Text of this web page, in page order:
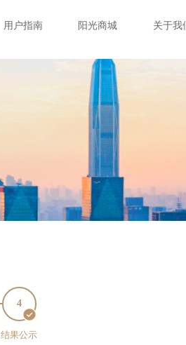
用户指南 阳光商城 关于我
4
结果公示